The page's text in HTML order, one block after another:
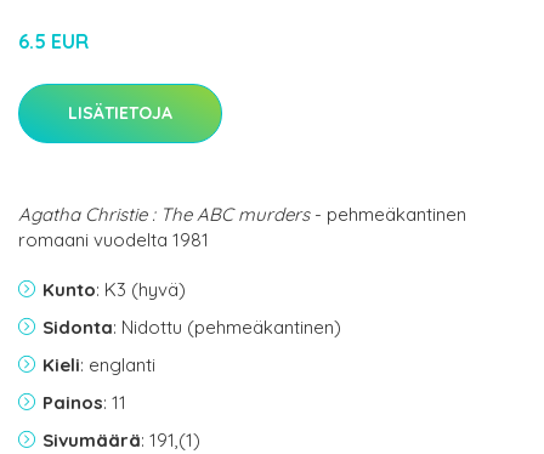
6.5 EUR
LISÄTIETOJA
Agatha Christie : The ABC murders- pehmeäkantinen
romaani vuodelta 1981
Kunto: K3 (hyvä)
Sidonta: Nidottu (pehmeäkantinen)
Kieli: englanti
Painos: 11
Sivumäärä: 191,(1)